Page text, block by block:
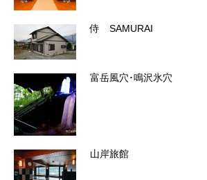
侍 SAMURAI
富岳風穴･鳴沢氷穴
山岸旅館